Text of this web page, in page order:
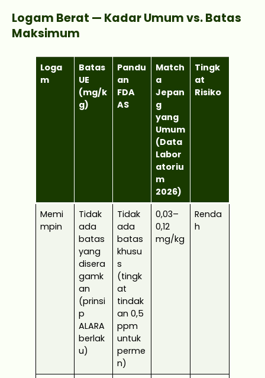
Logam Berat — Kadar Umum vs. Batas
Maksimum
Loga
m
Batas
UE
(mg/k
g)
Pandu
an
FDA
AS
Match
a
Jepan
g
yang
Umum
(Data
Labor
atoriu
m
2026)
Tingk
at
Risiko
Memi
mpin
Tidak
ada
batas
yang
disera
gamk
an
(prinsi
p
ALARA
berlak
u)
Tidak
ada
batas
khusu
s
(tingk
at
tindak
an 0,5
ppm
untuk
perme
n)
0,03–
0,12
mg/kg
Renda
h